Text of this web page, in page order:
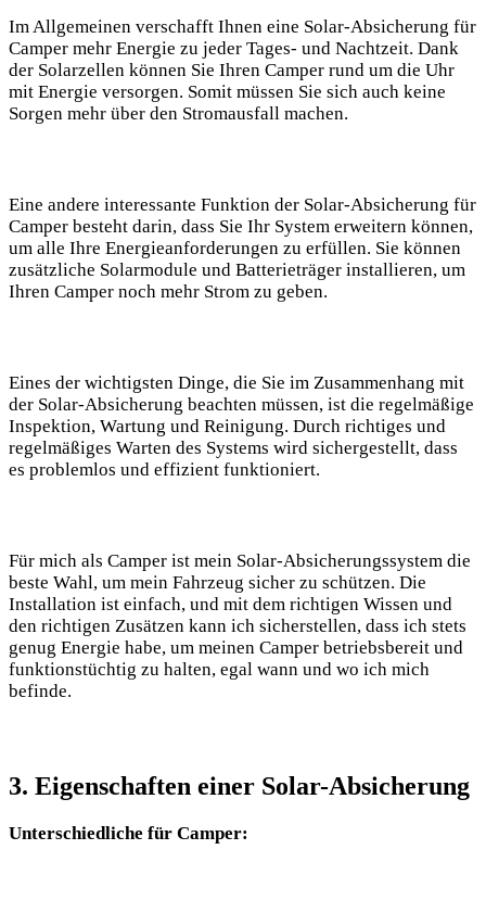
Im Allgemeinen⁢ verschafft⁣ Ihnen eine Solar-Absicherung für
Camper mehr Energie zu​ jeder Tages- und Nachtzeit. ⁤Dank
der Solarzellen können Sie Ihren Camper ‍rund um die ⁢Uhr
mit Energie versorgen. Somit müssen ‍Sie sich auch keine
Sorgen mehr⁤ über ​den Stromausfall⁢ machen.
Eine andere interessante Funktion der Solar-Absicherung für
Camper besteht darin, dass Sie Ihr System erweitern⁤ können,
um alle Ihre Energieanforderungen​ zu erfüllen. Sie ‍können
zusätzliche Solarmodule und‌ Batterieträger installieren, um
Ihren Camper noch mehr Strom zu geben.
Eines‍ der‌ wichtigsten Dinge, die⁤ Sie im Zusammenhang mit
⁤der Solar-Absicherung beachten müssen, ⁢ist die regelmäßige
Inspektion, Wartung und Reinigung. Durch richtiges ⁣und⁢
regelmäßiges Warten des ​Systems ‍wird sichergestellt, dass
es problemlos und effizient funktioniert.
Für mich als Camper ist‍ mein Solar-Absicherungssystem die
beste Wahl, um mein Fahrzeug sicher ⁣zu schützen. Die
‍Installation ist einfach, und mit dem richtigen Wissen​ und⁢
den richtigen ⁣Zusätzen kann⁢ ich sicherstellen, ⁣dass ich stets⁤
genug Energie habe, um meinen​ Camper betriebsbereit und
funktionstüchtig zu ⁤halten, egal‍ wann und wo ich ‍mich⁤
befinde.
3. Eigenschaften einer Solar-Absicherung
Unterschiedliche für Camper: